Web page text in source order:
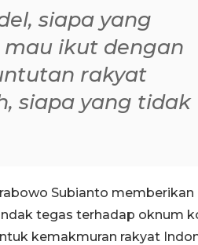
siapa yang
ikut dengan
rakyat
siapa yang tidak
Subianto memberikan
tegas terhadap oknum
kemakmuran rakyat